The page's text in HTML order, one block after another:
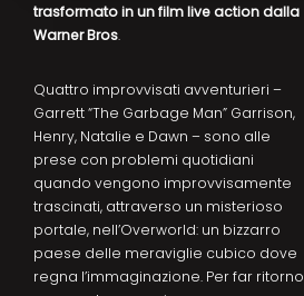
trasformato in un film live action dalla
Warner Bros.
Quattro improvvisati avventurieri –
Garrett “The Garbage Man” Garrison,
Henry, Natalie e Dawn – sono alle
prese con problemi quotidiani
quando vengono improvvisamente
trascinati, attraverso un misterioso
portale, nell’Overworld: un bizzarro
paese delle meraviglie cubico dove
regna l’immaginazione. Per far ritorno